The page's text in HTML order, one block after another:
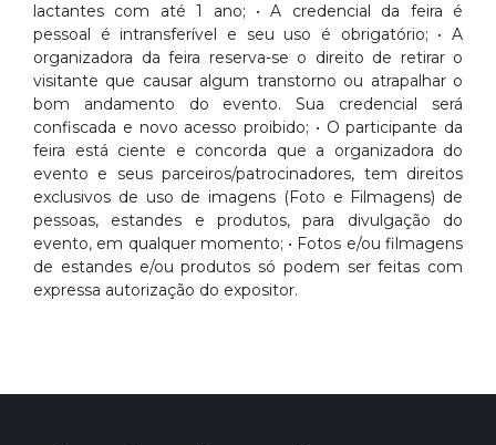
lactantes com até 1 ano; • A credencial da feira é
pessoal é intransferível e seu uso é obrigatório; • A
organizadora da feira reserva-se o direito de retirar o
visitante que causar algum transtorno ou atrapalhar o
bom andamento do evento. Sua credencial será
confiscada e novo acesso proibido; • O participante da
feira está ciente e concorda que a organizadora do
evento e seus parceiros/patrocinadores, tem direitos
exclusivos de uso de imagens (Foto e Filmagens) de
pessoas, estandes e produtos, para divulgação do
evento, em qualquer momento; • Fotos e/ou filmagens
de estandes e/ou produtos só podem ser feitas com
expressa autorização do expositor.